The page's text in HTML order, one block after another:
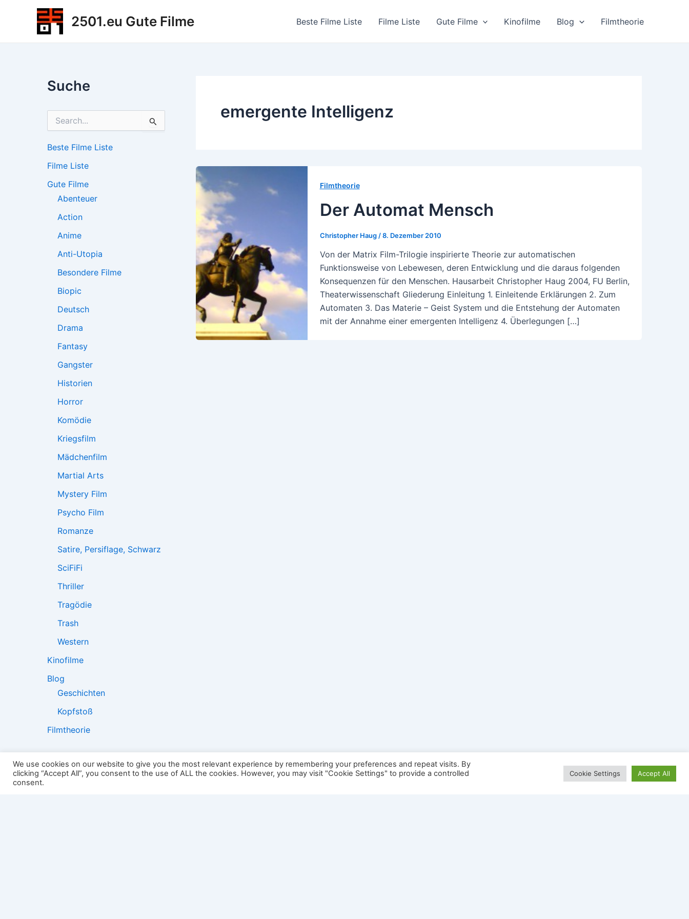
2501.eu Gute Filme Beste Filme Liste Filme Liste Gute Filme Kinofilme Blog Filmtheorie
Suche
h
n
a
Beste Filme Liste
Filme Liste
Gute Filme
Abenteuer
Action
Anime
Anti-Utopia
Besondere Filme
Biopic
Deutsch
Drama
Fantasy
Gangster
Historien
Horror
Komödie
Kriegsfilm
Mädchenfilm
Martial Arts
Mystery Film
Psycho Film
Romanze
Satire, Persiflage, Schwarz
SciFiFi
Thriller
Tragödie
Trash
Western
Kinofilme
Blog
Geschichten
Kopfstoß
Filmtheorie
emergente Intelligenz
Filmtheorie
Der Automat Mensch
Christopher Haug /8. Dezember 2010
Von der Matrix Film-Trilogie inspirierte Theorie zur automatischen
Funktionsweise von Lebewesen, deren Entwicklung und die daraus folgenden
Konsequenzen für den Menschen. Hausarbeit Christopher Haug 2004, FU Berlin,
Theaterwissenschaft Gliederung Einleitung 1. Einleitende Erklärungen 2. Zum
Automaten 3. Das Materie – Geist System und die Entstehung der Automaten
mit der Annahme einer emergenten Intelligenz 4. Überlegungen […]
2501:
We use cookies on our website to give you the most relevant experience by remembering your preferences and repeat visits. By
clicking “Accept All”, you consent to the use of ALL the cookies. However, you may visit "Cookie Settings" to provide a controlled
consent.
Cookie Settings Accept All